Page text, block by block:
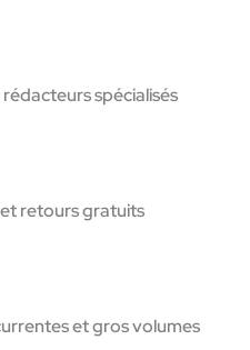
spécialisés
retours gratuits
et gros volumes